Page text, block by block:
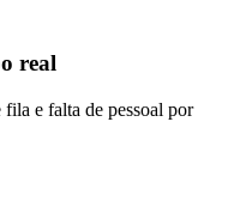
real
e falta de pessoal por